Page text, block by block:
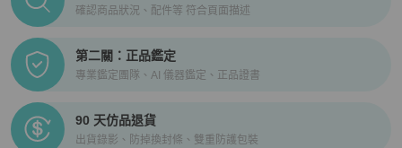
確認商品狀況、配件等 符合頁面描述
第二關：正品鑑定
專業鑑定團隊、AI 儀器鑑定、正品證書
90 天仿品退貨
出貨錄影、防掉換封條、雙重防護包裝